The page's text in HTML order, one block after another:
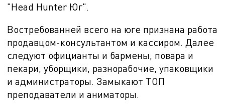
"Head Hunter Юг".
Востребованней всего на юге признана работа
продавцом-консультантом и кассиром. Далее
следуют официанты и бармены, повара и
пекари, уборщики, разнорабочие, упаковщики
и администраторы. Замыкают ТОП
преподаватели и аниматоры.